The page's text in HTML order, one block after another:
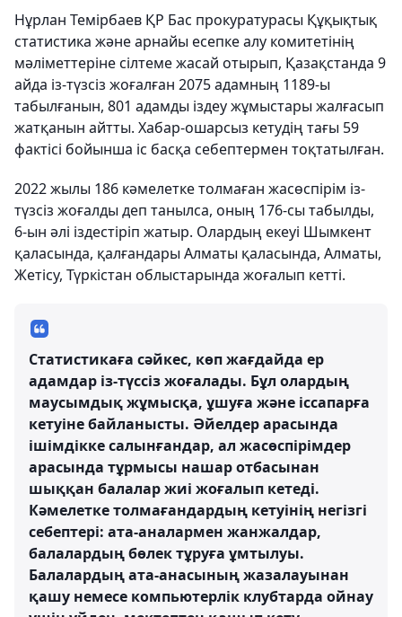
Нұрлан Темірбаев ҚР Бас прокуратурасы Құқықтық
статистика және арнайы есепке алу комитетінің
мәліметтеріне сілтеме жасай отырып, Қазақстанда 9
айда із-түзсіз жоғалған 2075 адамның 1189-ы
табылғанын, 801 адамды іздеу жұмыстары жалғасып
жатқанын айтты. Хабар-ошарсыз кетудің тағы 59
фактісі бойынша іс басқа себептермен тоқтатылған.
2022 жылы 186 кәмелетке толмаған жасөспірім із-
түзсіз жоғалды деп танылса, оның 176-сы табылды,
6-ын әлі іздестіріп жатыр. Олардың екеуі Шымкент
қаласында, қалғандары Алматы қаласында, Алматы,
Жетісу, Түркістан облыстарында жоғалып кетті.
Статистикаға сәйкес, көп жағдайда ер
адамдар із-түссіз жоғалады. Бұл олардың
маусымдық жұмысқа, ұшуға және іссапарға
кетуіне байланысты. Әйелдер арасында
ішімдікке салынғандар, ал жасөспірімдер
арасында тұрмысы нашар отбасынан
шыққан балалар жиі жоғалып кетеді.
Кәмелетке толмағандардың кетуінің негізгі
себептері: ата-аналармен жанжалдар,
балалардың бөлек тұруға ұмтылуы.
Балалардың ата-анасының жазалауынан
қашу немесе компьютерлік клубтарда ойнау